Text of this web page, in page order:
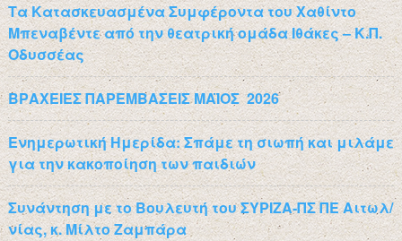
Τα Κατασκευασμένα Συμφέροντα του Χαθίντο
Μπεναβέντε από την θεατρική ομάδα Ιθάκες – Κ.Π.
Οδυσσέας
ΒΡΑΧΕΙΕΣ ΠΑΡΕΜΒΑΣΕΙΣ ΜΑΪΟΣ 2026
Ενημερωτική Ημερίδα: Σπάμε τη σιωπή και μιλάμε
για την κακοποίηση των παιδιών
Συνάντηση με το Βουλευτή του ΣΥΡΙΖΑ-ΠΣ ΠΕ Αιτωλ/
νίας, κ. Μίλτο Ζαμπάρα